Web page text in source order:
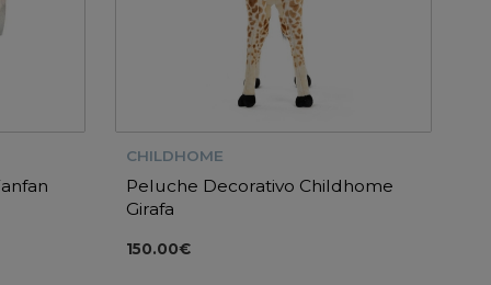
CHILDHOME
Peluche Decorativo Childhome
Girafa
150.00€